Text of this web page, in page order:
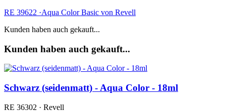
RE 39622 ·Aqua Color Basic von Revell
Kunden haben auch gekauft...
Kunden haben auch gekauft...
Schwarz (seidenmatt) - Aqua Color - 18ml
RE 36302 · Revell